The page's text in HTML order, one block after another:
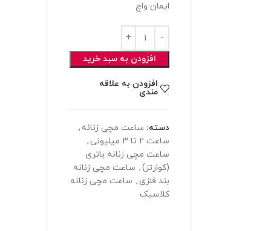
ایمان واچ
افزودن به سبد خرید
افزودن به علاقه
مندی
دسته: ساعت مچی زنانه ,
ساعت 2 تا 3 میلیونی
,
ساعت مچی زنانه باتری
(کوارتز), ساعت مچی زنانه
بند فلزی , ساعت مچی زنانه
کلاسیک